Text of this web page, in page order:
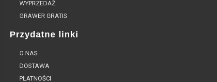
WYPRZEDAŻ
GRAWER GRATIS
Przydatne linki
O NAS
DOSTAWA
PŁATNOŚCI